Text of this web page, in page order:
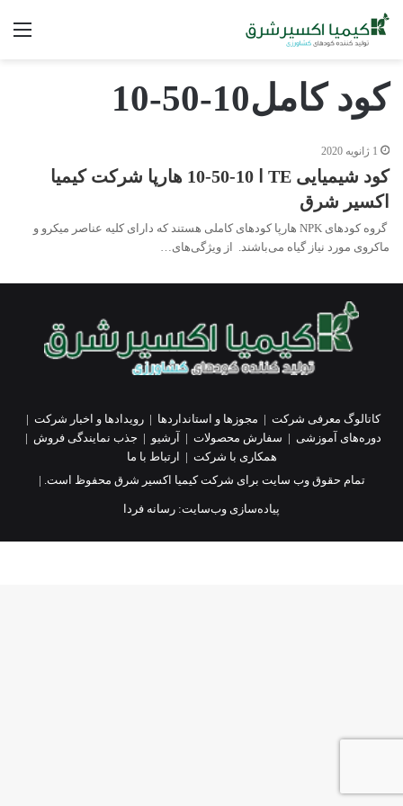
کود کامل10-50-10
1 ژانویه 2020
کود شیمیایی TE ا 10-50-10 هارپا شرکت کیمیا
اکسیر شرق
گروه کودهای NPK هارپا کودهای کاملی هستند که دارای کلیه عناصر میکرو و
ماکروی مورد نیاز گیاه می‌باشند. از ویژگی‌های…
کاتالوگ معرفی شرکت | مجوزها و استانداردها |رویدادها و اخبار شرکت |
دوره‌های آموزشی | سفارش محصولات | آرشیو | جذب نمایندگی فروش |
همکاری با شرکت |
ارتباط با ما
تمام حقوق وب سایت برای شرکت کیمیا اکسیر شرق محفوظ است. |
پیاده‌سازی وب‌سایت: رسانه فردا